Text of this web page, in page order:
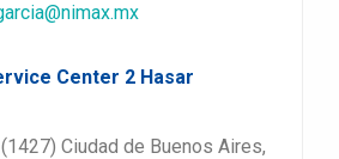
Center 2 Hasar
Ciudad de Buenos Aires,